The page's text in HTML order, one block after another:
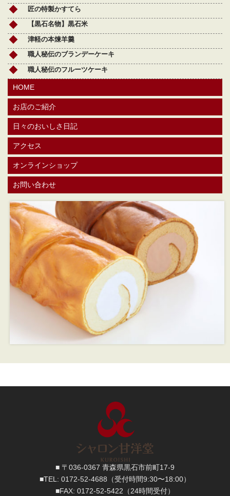
匠の特製かすてら
【黒石名物】黒石米
津軽の本煉羊羹
職人秘伝のブランデーケーキ
職人秘伝のフルーツケーキ
HOME
お店のご紹介
日々のおいしさ日記
アクセス
オンラインショップ
お問い合わせ
■ 〒036-0367 青森県黒石市前町17-9
■TEL: 0172-52-4688 （受付時間9:30〜18:00）
■FAX: 0172-52-5422 （24時間受付）